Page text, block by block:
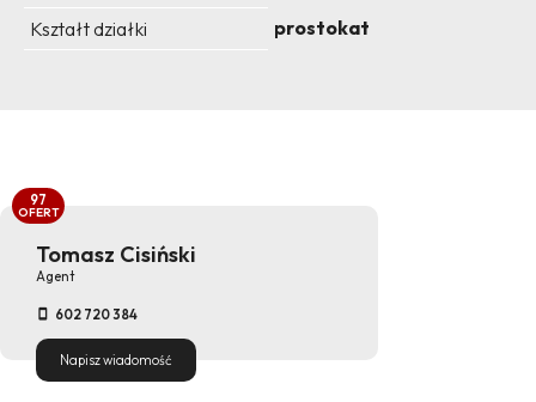
Kształt działki
prostokat
Tomasz Cisiński
Agent
602 720 384
Napisz wiadomość
97
OFERT